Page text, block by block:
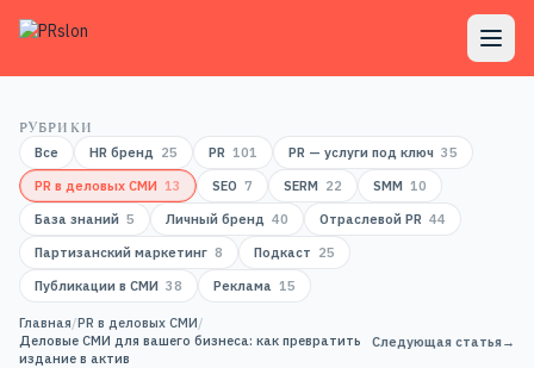
РУБРИКИ
Все
HR бренд 25 PR 101 PR — услуги под ключ 35
PR в деловых СМИ 13 SEO 7 SERM 22 SMM 10
База знаний 5 Личный бренд 40 Отраслевой PR 44
Партизанский маркетинг 8 Подкаст 25
Публикации в СМИ 38 Реклама 15
Главная/PR в деловых СМИ/
Деловые СМИ для вашего бизнеса: как превратить
издание в актив
Следующая статья→